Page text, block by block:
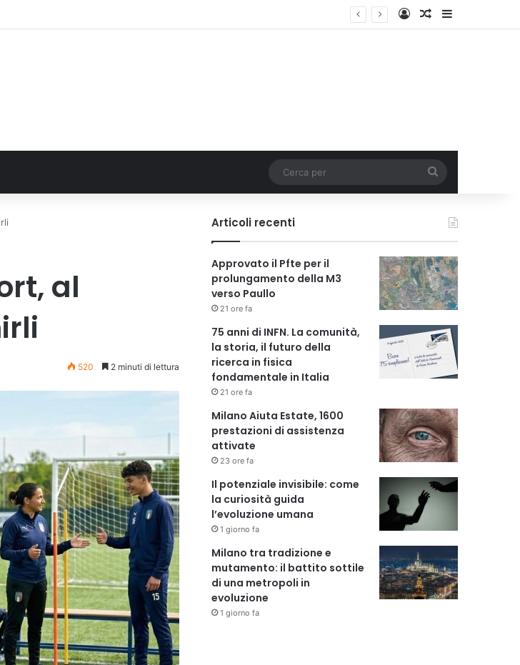
della ricerca in fisica fondamentale in Italia AccediUn articolo a
per
al
520 2 minuti di lettura
Articoli recenti
Approvato il Pfte per il
prolungamento della M3
verso Paullo
21 ore fa
75 anni di INFN. La comunità,
la storia, il futuro della
ricerca in fisica
fondamentale in Italia
21 ore fa
Milano Aiuta Estate, 1600
prestazioni di assistenza
attivate
23 ore fa
Il potenziale invisibile: come
la curiosità guida
l’evoluzione umana
1 giorno fa
Milano tra tradizione e
mutamento: il battito sottile
di una metropoli in
evoluzione
1 giorno fa